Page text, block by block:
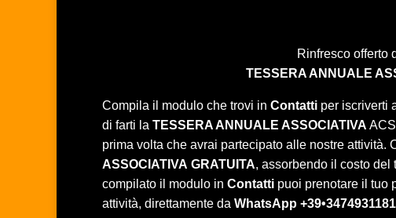
Rinfresco offerto
TESSERA ANNUALE
Compila il modulo che trovi in Contatti per iscriverti
di farti la TESSERA ANNUALE ASSOCIATIVA
prima volta che avrai partecipato alle nostre attività.
ASSOCIATIVA GRATUITA, assorbendo il costo del
compilato il modulo in Contatti puoi prenotare il tuo
attività, direttamente da WhatsApp